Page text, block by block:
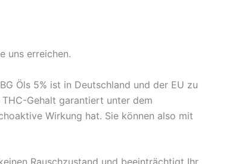
uns erreichen.
Öls 5% ist in Deutschland und der EU zu
Gehalt garantiert unter dem
Wirkung hat. Sie können also mit